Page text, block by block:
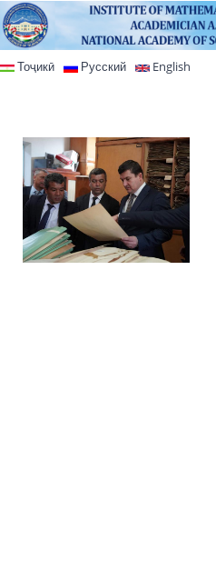
Skip to main content
Тоҷикӣ Русский English